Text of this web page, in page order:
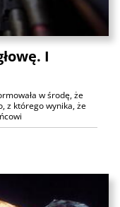
I
w środę, że
z którego wynika, że